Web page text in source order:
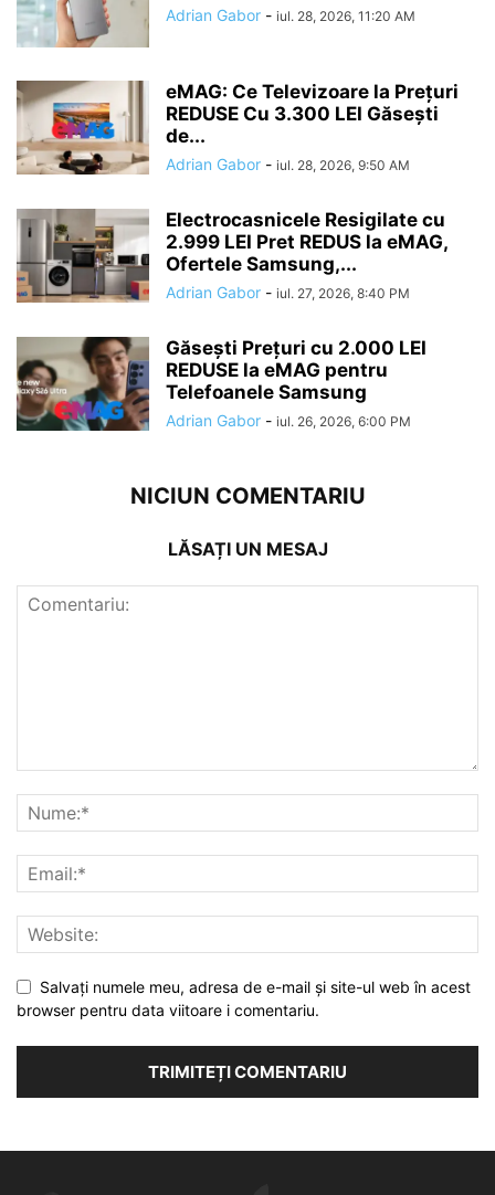
Adrian Gabor - iul. 28, 2026, 11:20 AM
eMAG: Ce Televizoare la Prețuri
REDUSE Cu 3.300 LEI Găsești
de...
Adrian Gabor - iul. 28, 2026, 9:50 AM
Electrocasnicele Resigilate cu
2.999 LEI Pret REDUS la eMAG,
Ofertele Samsung,...
Adrian Gabor - iul. 27, 2026, 8:40 PM
Găsești Prețuri cu 2.000 LEI
REDUSE la eMAG pentru
Telefoanele Samsung
Adrian Gabor - iul. 26, 2026, 6:00 PM
NICIUN COMENTARIU
LĂSAȚI UN MESAJ
Salvați numele meu, adresa de e-mail și site-ul web în acest
browser pentru data viitoare i comentariu.